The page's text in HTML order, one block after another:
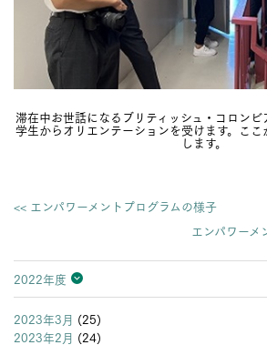
滞在中お世話になるブリティッシュ・コロン
学生からオリエンテーションを受けます。こ
します。
<< エンパワーメントプログラムの様子
エンパワーメ
2022年度
2026年度
2025年度
2024年度
2023年度
2022年度
2021年度
2020年度
2019年度
2018年度
2017年度
2016年度
2015年度
2014年度
2013年度
2023年3月 (25)
2023年2月 (24)